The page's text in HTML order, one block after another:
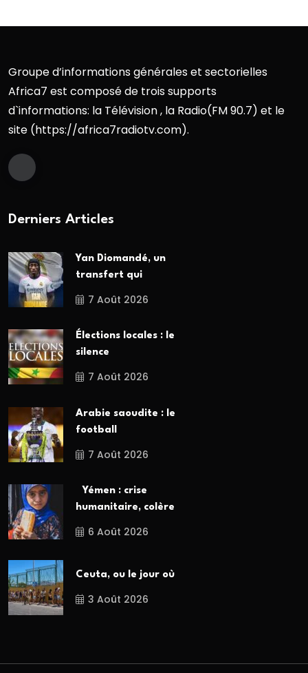
Groupe d’informations générales et sectorielles
Africa7 est composé de trois supports
d`informations: la Télévision , la Radio(FM 90.7) et le
site (https://africa7radiotv.com).
Derniers Articles
Yan Diomandé, un
transfert qui
7 Août 2026
Élections locales : le
silence
7 Août 2026
Arabie saoudite : le
football
7 Août 2026
Yémen : crise
humanitaire, colère
6 Août 2026
Ceuta, ou le jour où
3 Août 2026